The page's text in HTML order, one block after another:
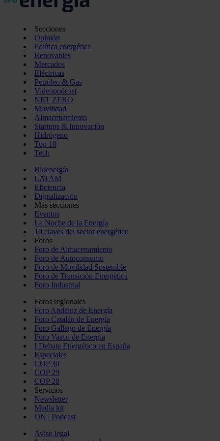
Secciones
Opinión
Política energética
Renovables
Mercados
Eléctricas
Petróleo & Gas
Videopodcast
NET ZERO
Movilidad
Almacenamiento
Startups & Innovación
Hidrógeno
Top 10
Tech
Bioenergía
LATAM
Eficiencia
Digitalización
Más secciones
Eventos
La Noche de la Energía
10 claves del sector energético
Foros
Foro de Almacenamiento
Foro de Autoconsumo
Foro de Movilidad Sostenible
Foro de Transición Energética
Foro Industrial
Foros regionales
Foro Andaluz de Energía
Foro Catalán de Energía
Foro Gallego de Energía
Foro Vasco de Energía
I Debate Energético en España
Especiales
COP 30
COP 29
COP 28
Servicios
Newsletter
Media kit
ON | Podcast
Aviso legal